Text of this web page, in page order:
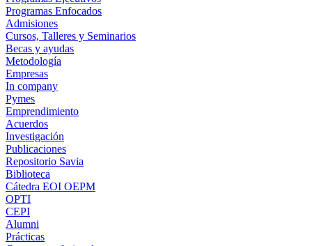
Programas Enfocados
Admisiones
Cursos, Talleres y Seminarios
Becas y ayudas
Metodología
Empresas
In company
Pymes
Emprendimiento
Acuerdos
Investigación
Publicaciones
Repositorio Savia
Biblioteca
Cátedra EOI OEPM
OPTI
CEPI
Alumni
Prácticas